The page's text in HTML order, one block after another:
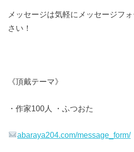
メッセージは気軽にメッセージフ
さい！
《頂戴テーマ》
・作家100人 ・ふつおた
abaraya204.com/message_form/